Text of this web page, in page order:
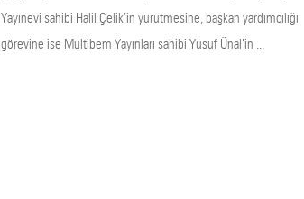
Yayınevi sahibi Halil Çelik’in yürütmesine, başkan yardımcılığı
görevine ise Multibem Yayınları sahibi Yusuf Ünal’in ...